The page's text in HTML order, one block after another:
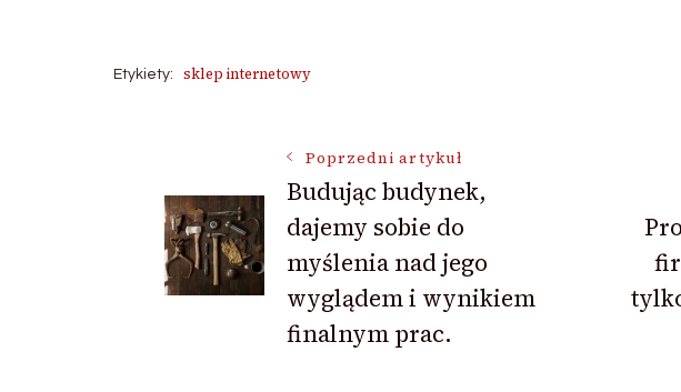
Etykiety: sklep internetowy
Nawigacja
wpisu
Poprzedni artykuł
Budując budynek,
dajemy sobie do
myślenia nad jego
wyglądem i wynikiem
finalnym prac.